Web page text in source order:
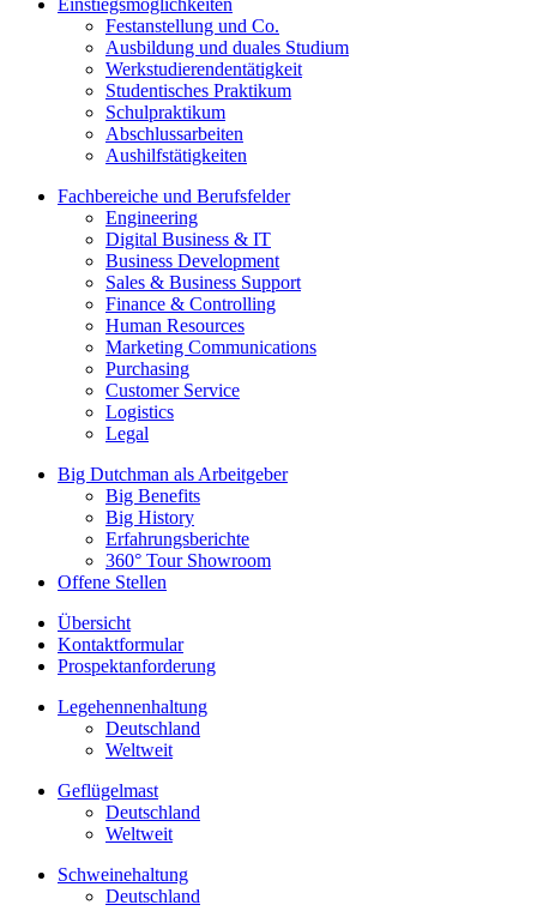
Einstiegsmöglichkeiten
Festanstellung und Co.
Ausbildung und duales Studium
Werkstudierendentätigkeit
Studentisches Praktikum
Schulpraktikum
Abschlussarbeiten
Aushilfstätigkeiten
Fachbereiche und Berufsfelder
Engineering
Digital Business & IT
Business Development
Sales & Business Support
Finance & Controlling
Human Resources
Marketing Communications
Purchasing
Customer Service
Logistics
Legal
Big Dutchman als Arbeitgeber
Big Benefits
Big History
Erfahrungsberichte
360° Tour Showroom
Offene Stellen
Übersicht
Kontaktformular
Prospektanforderung
Legehennenhaltung
Deutschland
Weltweit
Geflügelmast
Deutschland
Weltweit
Schweinehaltung
Deutschland